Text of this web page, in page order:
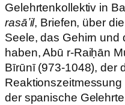
Gelehrtenkollektiv in
rasāʼil, Briefen, über
Seele, das Gehirn
haben, Abū r-Raiḥān
Bīrūnī (973-1048), der
der spanische